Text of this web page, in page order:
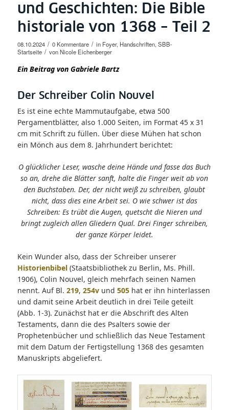
und Geschichten: Die Bible
historiale von 1368 – Teil 2
08.10.2024 / 0 Kommentare / in Foyer, Handschriften, SBB-
Startseite / vonNicole Eichenberger
Ein Beitrag von Gabriele Bartz
Der Schreiber Colin Nouvel
Es ist eine echte Mammutaufgabe, etwa 500
Pergamentblätter, also 1.000 Seiten, im Format 45 x 31
cm mit Schrift zu füllen. Über diese Mühen hat schon
ein Mönch aus dem 8. Jahrhundert berichtet:
O glücklicher Leser, wasche deine Hände und fasse das Buch
so an, drehe die Blätter sanft, halte die Finger weit ab von
den Buchstaben. Der, der nicht weiß zu schreiben, glaubt
nicht, dass dies eine Arbeit sei. O wie schwer ist das
Schreiben: Es trübt die Augen, quetscht die Nieren und
bringt zugleich allen Gliedern Qual. Drei Finger schreiben,
der ganze Körper leidet.
Kein Wunder also, dass der Schreiber unserer
Historienbibel(Staatsbibliothek zu Berlin, Ms. Phill.
1906), Colin Nouvel, gleich mehrfach seinen Namen
nennt. Auf Bl. 219, 254vund 505hat er ihn hinterlassen
und damit seine Arbeit deutlich in drei Teile geteilt
(Abb. 1-3). Zunächst hat er die Abschrift des Alten
Testaments, dann die des Psalters sowie der
Prophetenbücher und schließlich das Neue Testament
mit dem Datum der Fertigstellung 1368 des gesamten
Manuskripts abgeliefert.